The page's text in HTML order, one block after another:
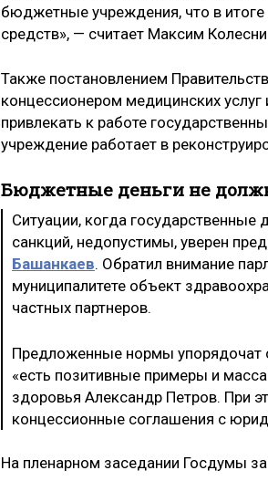
бюджетные учреждения, что в
средств», — считает Максим
Также постановлением
концессионером медицинских
привлекать к работе
учреждение работает в
Бюджетные деньги не
Ситуации, когда государственные
санкций, недопустимы, уверен
Башанкаев. Обратил внимание
муниципалитете объект
частных партнеров.
Предложенные нормы упорядочат
«есть позитивные примеры и
здоровья Александр Петров. При
концессионные соглашения с
На пленарном заседании Госдумы